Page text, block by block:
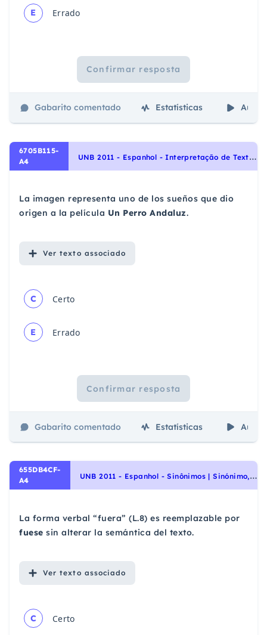
E Errado
Confirmar resposta
Gabarito comentado Estatísticas Aulas
6705B115-
A4
U
NB 2011 - Espanhol - Interpretação de Texto | Comprensión de Lectura
La imagen representa uno de los sueños que dio
origen a la película Un Perro Andaluz.
Ver texto associado
C Certo
E Errado
Confirmar resposta
Gabarito comentado Estatísticas Aulas
655DB4CF-
A4
U
NB 2011 - Espanhol - Sinônimos | Sinónimo, Vocabulário | Vocabulario
La forma verbal “fuera” (L.8) es reemplazable por
fuese sin alterar la semántica del texto.
Ver texto associado
C Certo